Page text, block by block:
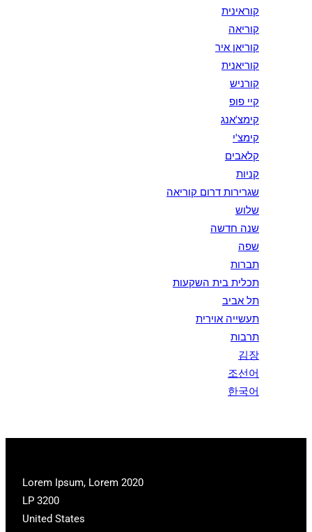
קוראינית
קוריאה
קוריאן איר
קוריאנית
קורניש
קיי פופ
קימצ'אנג
קימצ'י
קלאבים
קניות
שגרירות דרום קוריאה
שלוש
שנה חדשה
שפה
תברות
תכלית בית השקעות
תל אביב
תעשייה אוירית
תרבות
김장
조선어
한국어
2020 Lorem Ipsum, Lorem
LP 3200
United States